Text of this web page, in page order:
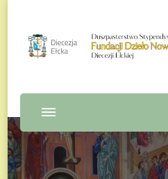
Fundacja
Tysiąclecia –